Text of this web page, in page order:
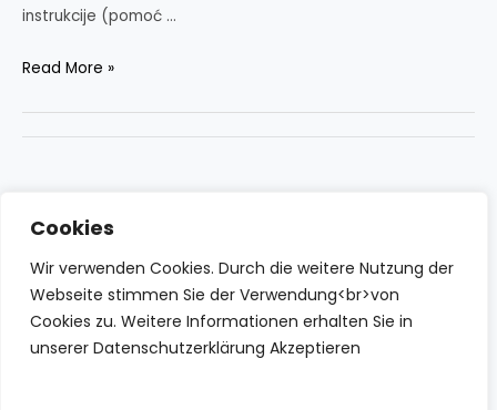
Cookies
Wir verwenden Cookies. Durch die weitere Nutzung der
Webseite stimmen Sie der Verwendung<br>von
Cookies zu. Weitere Informationen erhalten Sie in
unserer Datenschutzerklärung Akzeptieren
instrukcije (pomoć …
SERVIS
Read More »